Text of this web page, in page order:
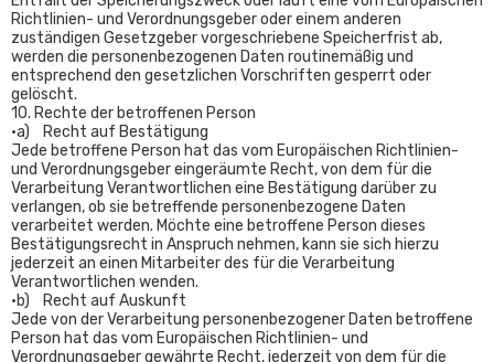
Richtlinien- und Verordnungsgeber oder einem anderen
zuständigen Gesetzgeber vorgeschriebene Speicherfrist ab,
werden die personenbezogenen Daten routinemäßig und
entsprechend den gesetzlichen Vorschriften gesperrt oder
gelöscht.
10. Rechte der betroffenen Person
•a) Recht auf Bestätigung
Jede betroffene Person hat das vom Europäischen Richtlinien-
und Verordnungsgeber eingeräumte Recht, von dem für die
Verarbeitung Verantwortlichen eine Bestätigung darüber zu
verlangen, ob sie betreffende personenbezogene Daten
verarbeitet werden. Möchte eine betroffene Person dieses
Bestätigungsrecht in Anspruch nehmen, kann sie sich hierzu
jederzeit an einen Mitarbeiter des für die Verarbeitung
Verantwortlichen wenden.
•b) Recht auf Auskunft
Jede von der Verarbeitung personenbezogener Daten betroffene
Person hat das vom Europäischen Richtlinien- und
Verordnungsgeber gewährte Recht, jederzeit von dem für die